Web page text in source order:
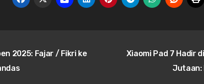
2025: Fajar / Fikri ke
Xiaomi Pad 7 Hadir
Jutaan: